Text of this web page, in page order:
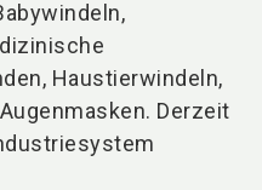
Haustierwindeln,
Derzeit